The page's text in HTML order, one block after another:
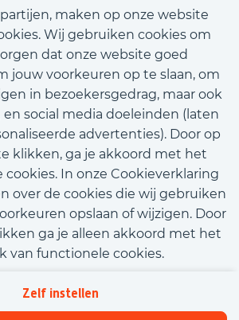
maken op onze website
Wij gebruiken cookies om
dat onze website goed
jouw voorkeuren op te slaan, om
in bezoekersgedrag, maar ook
social media doeleinden (laten
advertenties). Door op
te klikken, ga je akkoord met het
cookies. In onze Cookieverklaring
over de cookies die wij gebruiken
opslaan of wijzigen. Door
ga je alleen akkoord met het
van functionele cookies.
Zelf instellen
- €4.300,00
action bij meer vacatures
in contact